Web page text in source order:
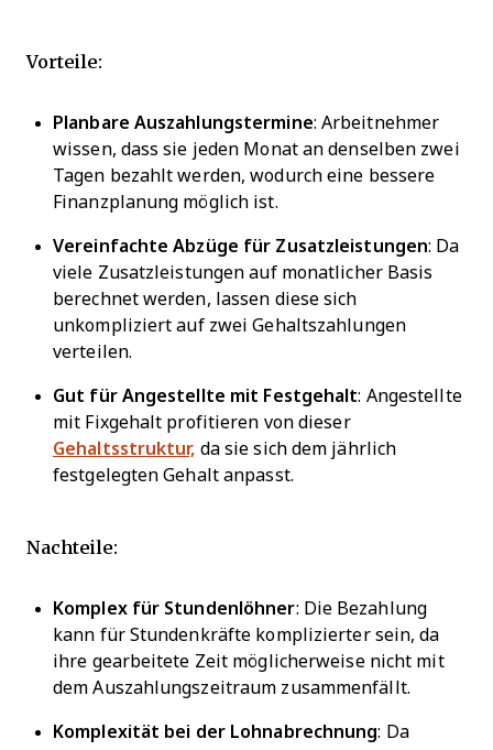
Vorteile:
Planbare Auszahlungstermine: Arbeitnehmer
wissen, dass sie jeden Monat an denselben zwei
Tagen bezahlt werden, wodurch eine bessere
Finanzplanung möglich ist.
Vereinfachte Abzüge für Zusatzleistungen: Da
viele Zusatzleistungen auf monatlicher Basis
berechnet werden, lassen diese sich
unkompliziert auf zwei Gehaltszahlungen
verteilen.
Gut für Angestellte mit Festgehalt: Angestellte
mit Fixgehalt profitieren von dieser
Gehaltsstruktur, da sie sich dem jährlich
festgelegten Gehalt anpasst.
Nachteile:
Komplex für Stundenlöhner: Die Bezahlung
kann für Stundenkräfte komplizierter sein, da
ihre gearbeitete Zeit möglicherweise nicht mit
dem Auszahlungszeitraum zusammenfällt.
Komplexität bei der Lohnabrechnung: Da